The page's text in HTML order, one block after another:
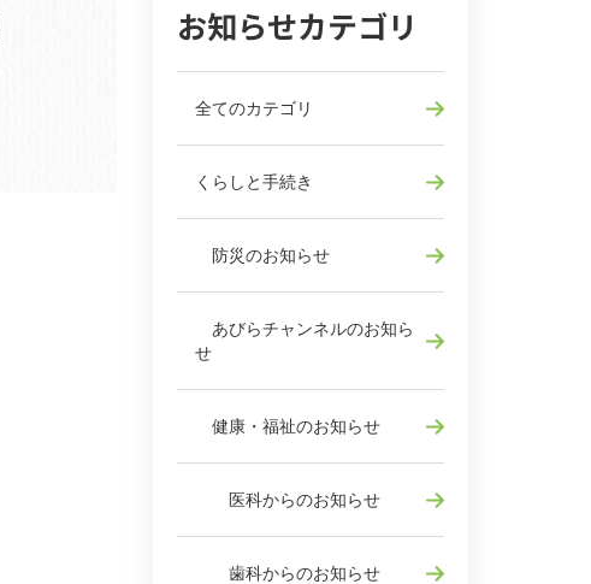
お知らせカテゴリ
全てのカテゴリ
くらしと手続き
防災のお知らせ
あびらチャンネルのお知ら
せ
健康・福祉のお知らせ
医科からのお知らせ
歯科からのお知らせ